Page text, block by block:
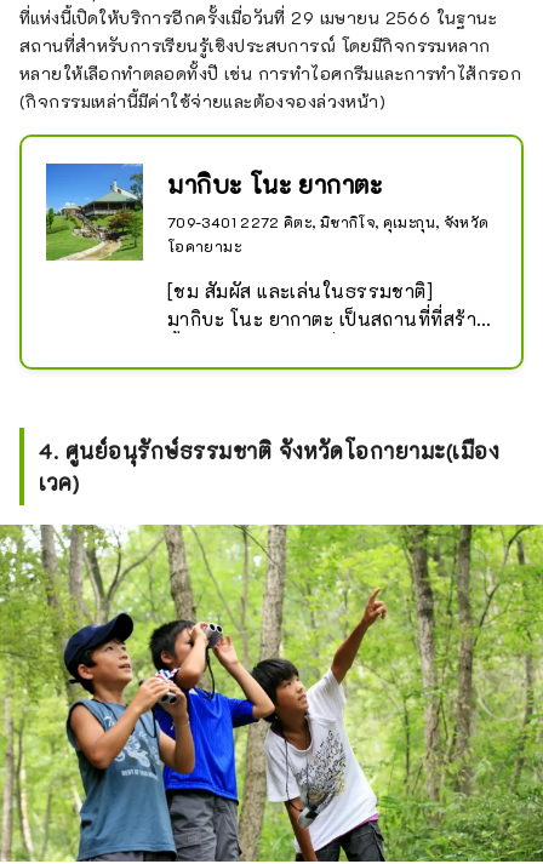
ที่แห่งนี้เปิดให้บริการอีกครั้งเมื่อวันที่ 29 เมษายน 2566 ในฐานะ
สถานที่สำหรับการเรียนรู้เชิงประสบการณ์ โดยมีกิจกรรมหลาก
หลายให้เลือกทำตลอดทั้งปี เช่น การทำไอศกรีมและการทำไส้กรอก
(กิจกรรมเหล่านี้มีค่าใช้จ่ายและต้องจองล่วงหน้า)
มากิบะ โนะ ยากาตะ
709-3401 2272 คิตะ, มิซากิโจ, คุเมะกุน, จังหวัด
โอคายามะ
[ชม สัมผัส และเล่นในธรรมชาติ]
มากิบะ โนะ ยากาตะ เป็นสถานที่ที่สร้าง
เคยและเข้าใจการทำฟาร์มปศุสัตว์มาก
ภายในพื้นที่ 5 ไร่ (รวมพื้นที่สนามหญ้า
3.8 ไร่) มีทั้งสวนลาเวนเดอร์ที่บาน
บานสะพรั่งในช่วงปลายเดือนตุลาคม
สมุนไพรประมาณ 70 ชนิด สนามกีฬา
และลานกางเต็นท์แบบไปเช้าเย็นกลับ
ซึ่งล้วนเป็นสถานที่ที่เด็กๆ สามารถเล่น
ได้อย่างอิสระ
ร้านอาหารแห่งนี้มีเมนูบาร์บีคิวและครีม
พัฟจัมโบ้ชื่อดัง รวมไปถึงผลิตภัณฑ์จาก
นม เช่น ไอศกรีมซอฟต์เซิร์ฟและโย
เกิร์ตที่ทำจากนมคั้นสดจากสถาบันวิจัย
ปศุสัตว์ ศูนย์เกษตร ป่าไม้ และประมง
จังหวัดโอคายาม่า
จะเปิดให้บริการอีกครั้งในฐานะสถานที่
4. ศูนย์อนุรักษ์ธรรมชาติ จังหวัดโอกายามะ(เมือง
เวค)